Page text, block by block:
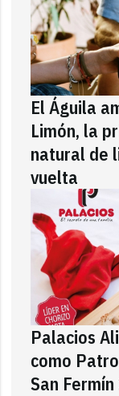
El Águila
Limón, la
natural de
vuelta
Palacios
como
San